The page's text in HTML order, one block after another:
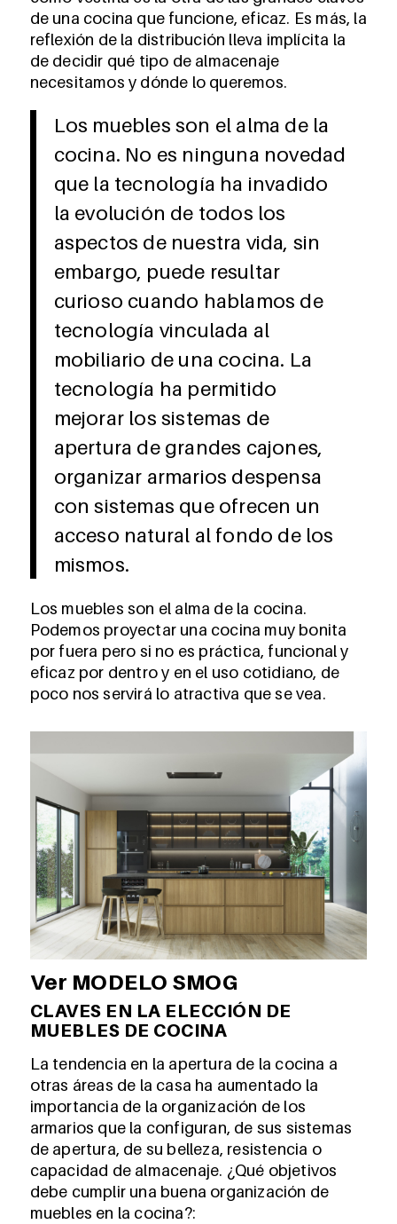
de una cocina que funcione, eficaz. Es más, la
reflexión de la distribución lleva implícita la
de decidir qué tipo de almacenaje
necesitamos y dónde lo queremos.
Los muebles son el alma de la
cocina. No es ninguna novedad
que la tecnología ha invadido
la evolución de todos los
aspectos de nuestra vida, sin
embargo, puede resultar
curioso cuando hablamos de
tecnología vinculada al
mobiliario de una cocina. La
tecnología ha permitido
mejorar los sistemas de
apertura de grandes cajones,
organizar armarios despensa
con sistemas que ofrecen un
acceso natural al fondo de los
mismos.
Los muebles son el alma de la cocina.
Podemos proyectar una cocina muy bonita
por fuera pero si no es práctica, funcional y
eficaz por dentro y en el uso cotidiano, de
poco nos servirá lo atractiva que se vea.
Ver MODELO SMOG
CLAVES EN LA ELECCIÓN DE
MUEBLES DE COCINA
La tendencia en la apertura de la cocina a
otras áreas de la casa ha aumentado la
importancia de la organización de los
armarios que la configuran, de sus sistemas
de apertura, de su belleza, resistencia o
capacidad de almacenaje. ¿Qué objetivos
debe cumplir una buena organización de
muebles en la cocina?: